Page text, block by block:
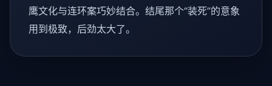
鹰文化与连环案巧妙结合。结尾那个“装死”的意象
用到极致，后劲太大了。